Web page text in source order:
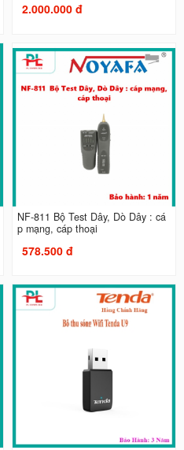
2.000.000 đ
NF-811 Bộ Test Dây, Dò Dây : cá
p mạng, cáp thoại
578.500 đ